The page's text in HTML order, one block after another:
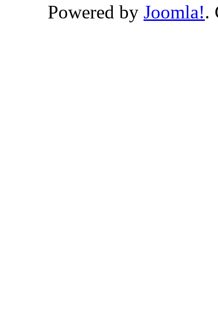
Powered by Joomla!.